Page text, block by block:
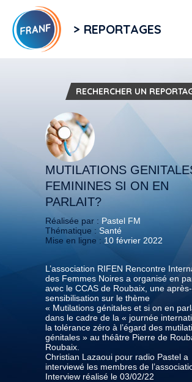
> REPORTAGES
RECHERCHER UN
MUTILATIONS
FEMININES SI ON EN
PARLAIT?
Réalisée par : Pastel FM
Thématique : Santé
Mise en ligne : 10 février 2022
L’association RIFEN Rencontre
des Femmes Noires a organisé en
avec le CCAS de Roubaix, une
sensibilisation sur le thème
« Mutilations génitales et si on en
dans le cadre de la « journée
la tolérance zéro à l’égard des
génitales » au théâtre Pierre de
Roubaix.
Christian Lazaoui pour radio Pastel a
interviewé les membres de
Interview réalisé le 03/02/22